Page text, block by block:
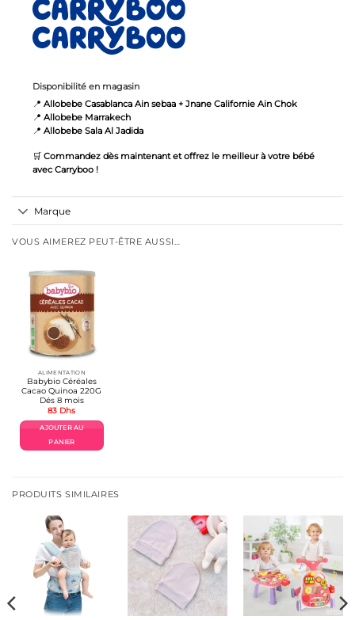
Disponibilité en magasin
📍 Allobebe Casablanca Ain sebaa + Jnane Californie Ain Chok
📍 Allobebe Marrakech
📍 Allobebe Sala Al Jadida
🛒 Commandez dès maintenant et offrez le meilleur à votre bébé
avec Carryboo !
Marque
VOUS AIMEREZ PEUT-ÊTRE AUSSI…
ALIMENTATION
Babybio Céréales
Cacao Quinoa 220G
Dés 8 mois
83 Dhs
AJOUTER AU
PANIER
PRODUITS SIMILAIRES